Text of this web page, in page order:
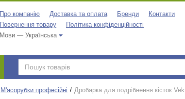
Про компанію Доставка та оплата Бренди
Контакти
Повернення товару
Політика конфіденційності
Мови — Українська
М'ясорубки професійні Дробарка для подрібнення кісток